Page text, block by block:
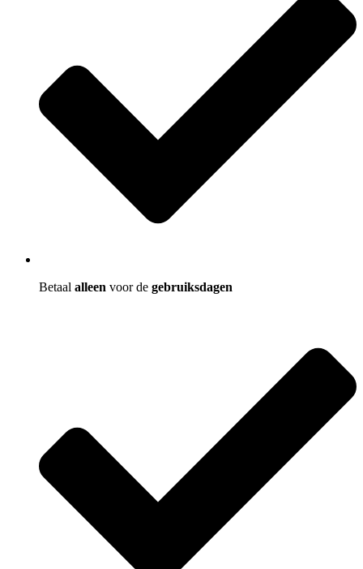
Betaal alleen voor de gebruiksdagen